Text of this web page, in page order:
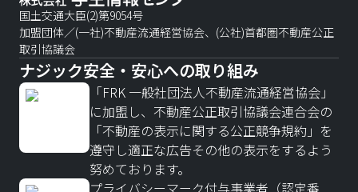
国土交通大臣(2)第9054号
加盟団体／(一社)不動産流通経営協会、(公社)首都圏不動産公正
取引協議会
ナジック安全・安心への取り組み
「FRK 一般社団法人不動産流通経営協会」
に加盟し、不動産公正取引協議会連合会の
「不動産の表示に関する公正競争規約」を
遵守し適正な広告その他の表示をするよう
努めております。